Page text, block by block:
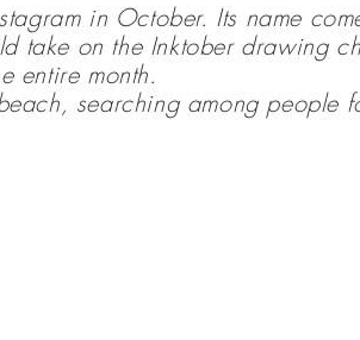
in October. Its name
take on the Inktober drawing
entire month.
searching among people